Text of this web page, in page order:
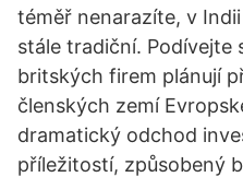
téměř nenarazíte, v
stále tradiční. Podívejte
britských firem plánují
členských zemí
dramatický odchod
příležitostí, způsobený